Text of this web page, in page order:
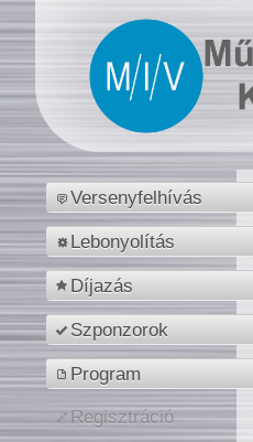
Versenyfelhívás
Lebonyolítás
Díjazás
Szponzorok
Program
Regisztráció